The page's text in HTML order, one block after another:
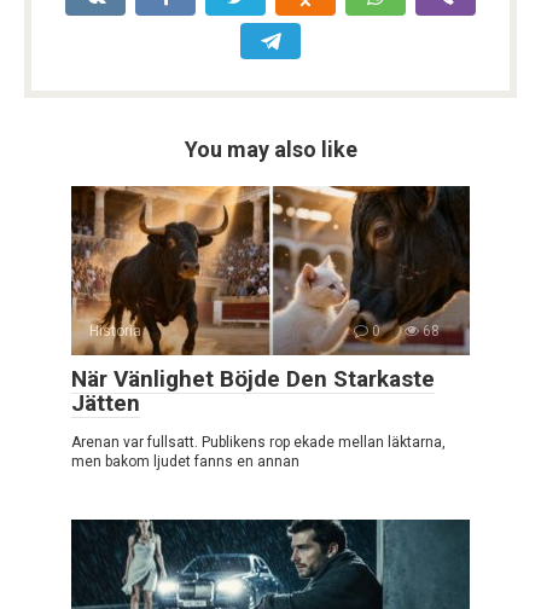
You may also like
Historia 0 68
När Vänlighet Böjde Den Starkaste
Jätten
Arenan var fullsatt. Publikens rop ekade mellan läktarna,
men bakom ljudet fanns en annan